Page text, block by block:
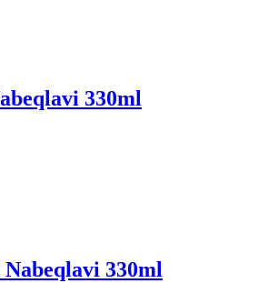
330ml
330ml